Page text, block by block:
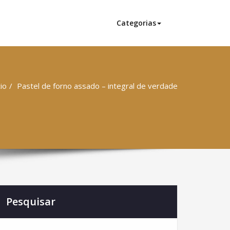
Categorias
Pastel de forno assado – integral de verdade
Pesquisar